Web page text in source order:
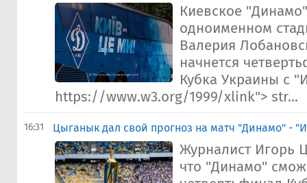
Киевское
одноименном
Валерия
начнется
Кубка Украины с
https://www.w3.org/1999/xlink"> str...
16:31 Цыганык дал свой прогноз на матч "Динамо" -
Журналист Игорь
что "Динамо"